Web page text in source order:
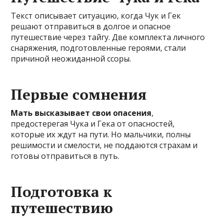
Текст описывает ситуацию, когда Чук и Гек
решают отправиться в долгое и опасное
путешествие через тайгу. Две комплекта личного
снаряжения, подготовленные героями, стали
причиной неожиданной ссоры.
Первые сомнения
Мать высказывает свои опасения,
предостерегая Чука и Гека от опасностей,
которые их ждут на пути. Но мальчики, полны
решимости и смелости, не поддаются страхам и
готовы отправиться в путь.
Подготовка к
путешествию